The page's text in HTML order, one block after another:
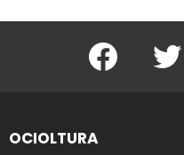
Facebook
OCIOLTURA